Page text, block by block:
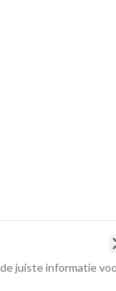
juiste informatie